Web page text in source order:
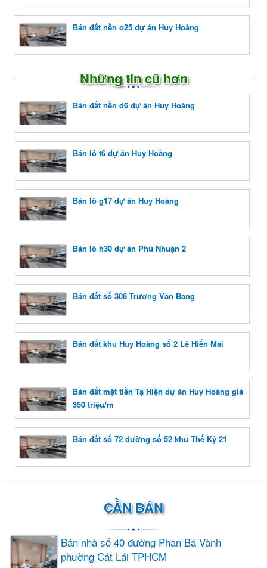
Bán đất nền o25 dự án Huy Hoàng
Những tin cũ hơn
Bán đất nền d6 dự án Huy Hoàng
Bán lô t6 dự án Huy Hoàng
Bán lô g17 dự án Huy Hoàng
Bán lô h30 dự án Phú Nhuận 2
Bán đất số 308 Trương Văn Bang
Bán đất khu Huy Hoàng số 2 Lê Hiến Mai
Bán đất mặt tiền Tạ Hiện dự án Huy Hoàng giá
350 triệu/m
Bán đất số 72 đường số 52 khu Thế Kỷ 21
CẦN BÁN
Bán nhà số 40 đường Phan Bá Vành
phường Cát Lái TPHCM